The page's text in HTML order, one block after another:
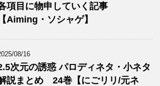
項目に物申していく記事
【Aiming・ソシャゲ】
08/16
次元の誘惑 パロディネタ・小ネタ
説まとめ 24巻【にごリリ/元ネ